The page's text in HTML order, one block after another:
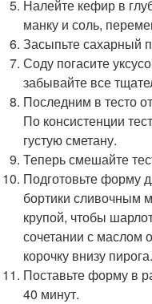
Налейте кефир в
манку и соль,
Засыпьте сахарный
Соду погасите
забывайте все
Последним в тесто
По консистенции
густую сметану.
Теперь смешайте
Подготовьте форму
бортики сливочным
крупой, чтобы
сочетании с маслом
корочку внизу пирога.
Поставьте форму в
40 минут.